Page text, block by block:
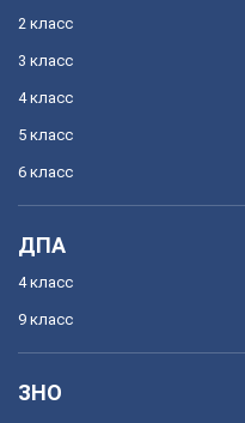
2 класс
3 класс
4 класс
5 класс
6 класс
ДПА
4 класс
9 класс
ЗНО